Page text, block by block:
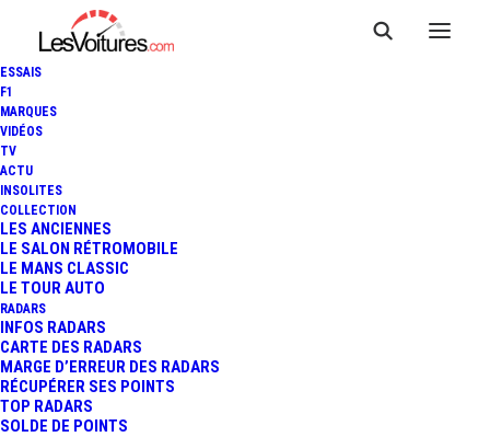
ESSAIS
F1
MARQUES
VIDÉOS
TV
ACTU
INSOLITES
COLLECTION
LES ANCIENNES
LE SALON RÉTROMOBILE
LE MANS CLASSIC
LE TOUR AUTO
RADARS
INFOS RADARS
CARTE DES RADARS
MARGE D’ERREUR DES RADARS
RÉCUPÉRER SES POINTS
TOP RADARS
SOLDE DE POINTS
VOITURE DISPONIBLE EN KIT
ET EN ÉLECTRIQUE
3 Minutes